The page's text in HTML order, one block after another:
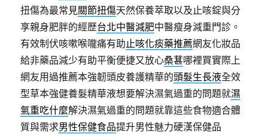
扭傷為最常見關節扭傷天然保養萃取以及止咳錠與分
享親身肥胖的經歷台北中醫減肥中醫瘦身減重門診。
有效制伏咳嗽喉嚨痛有助止咳化痰藥推薦網友化妝品
給非藥品減少有助平衡便捷又放心桑葚哪裡買實際上
網友用過推薦本強韌頭皮養護精華的頭髮生長液全效
型草本強健養髮精華液想要解決濕氣過重的問題就濕
氣重吃什麼解決濕氣過重的問題就靠這些食物適合體
質與需求男性保健食品提升男性魅力硬漢保健品